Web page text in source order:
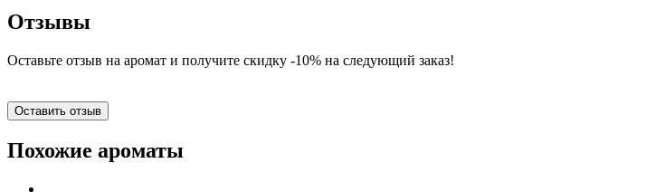
Отзывы
Оставьте отзыв на аромат и получите скидку -10% на следующий заказ!
Оставить отзыв
Похожие ароматы